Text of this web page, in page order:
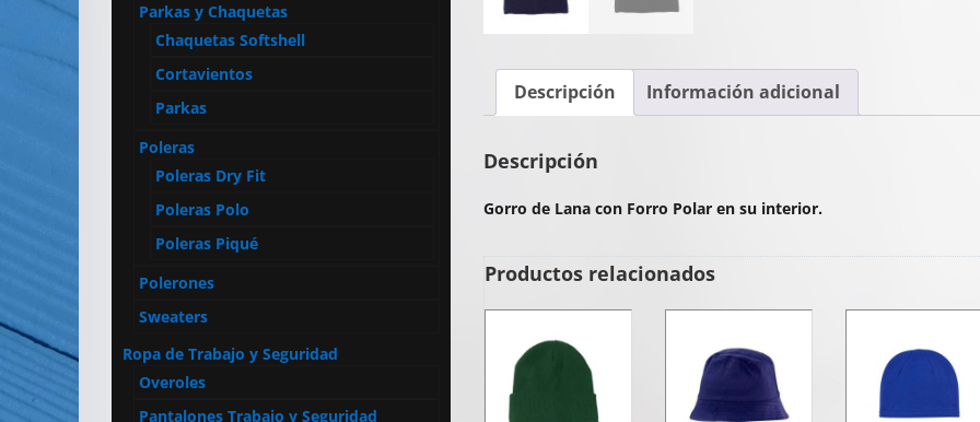
Descripción Información adicional
Descripción
Gorro de Lana con Forro Polar en su interior.
Productos relacionados
Parkas y Chaquetas
Chaquetas Softshell
Cortavientos
Parkas
Poleras
Poleras Dry Fit
Poleras Polo
Poleras Piqué
Polerones
Sweaters
Ropa de Trabajo y Seguridad
Overoles
Pantalones Trabajo y Seguridad